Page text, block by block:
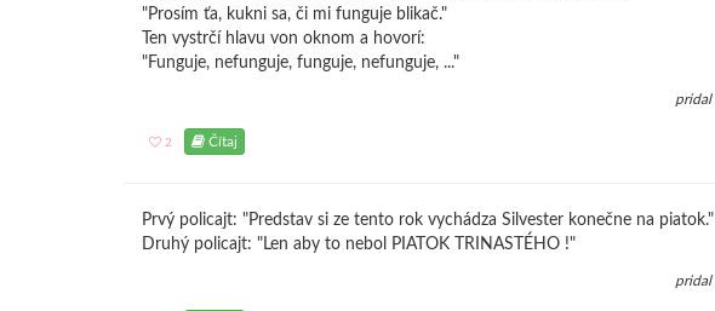
"Prosím ťa, kukni sa, či mi funguje blikač."
Ten vystrčí hlavu von oknom a hovorí:
"Funguje, nefunguje, funguje, nefunguje, ..."
pridal
2 Čítaj
Prvý policajt: "Predstav si ze tento rok vychádza Silvester konečne na piatok."
Druhý policajt: "Len aby to nebol PIATOK TRINASTÉHO !"
pridal